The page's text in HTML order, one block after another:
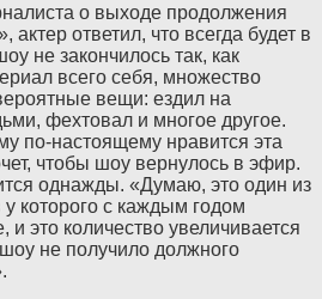
о выходе продолжения
ответил, что всегда будет в
не закончилось так, как
всего себя, множество
вещи: ездил на
фехтовал и многое другое.
по-настоящему нравится эта
чтобы шоу вернулось в эфир.
однажды. «Думаю, это один из
которого с каждым годом
и это количество увеличивается
не получило должного